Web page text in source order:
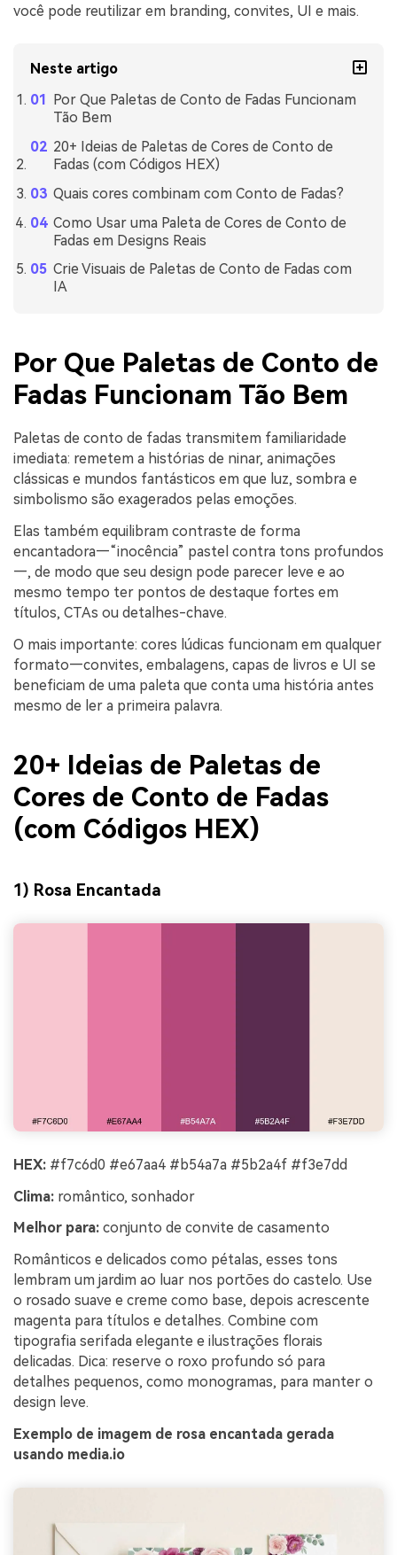
você pode reutilizar em branding, convites, UI e mais.
Neste artigo
Por Que Paletas de Conto de Fadas Funcionam
Tão Bem
20+ Ideias de Paletas de Cores de Conto de
Fadas (com Códigos HEX)
Quais cores combinam com Conto de Fadas?
Como Usar uma Paleta de Cores de Conto de
Fadas em Designs Reais
Crie Visuais de Paletas de Conto de Fadas com
IA
Por Que Paletas de Conto de
Fadas Funcionam Tão Bem
Paletas de conto de fadas transmitem familiaridade
imediata: remetem a histórias de ninar, animações
clássicas e mundos fantásticos em que luz, sombra e
simbolismo são exagerados pelas emoções.
Elas também equilibram contraste de forma
encantadora—“inocência” pastel contra tons profundos
—, de modo que seu design pode parecer leve e ao
mesmo tempo ter pontos de destaque fortes em
títulos, CTAs ou detalhes-chave.
O mais importante: cores lúdicas funcionam em qualquer
formato—convites, embalagens, capas de livros e UI se
beneficiam de uma paleta que conta uma história antes
mesmo de ler a primeira palavra.
20+ Ideias de Paletas de
Cores de Conto de Fadas
(com Códigos HEX)
1) Rosa Encantada
HEX: #f7c6d0 #e67aa4 #b54a7a #5b2a4f #f3e7dd
Clima: romântico, sonhador
Melhor para: conjunto de convite de casamento
Românticos e delicados como pétalas, esses tons
lembram um jardim ao luar nos portões do castelo. Use
o rosado suave e creme como base, depois acrescente
magenta para títulos e detalhes. Combine com
tipografia serifada elegante e ilustrações florais
delicadas. Dica: reserve o roxo profundo só para
detalhes pequenos, como monogramas, para manter o
design leve.
Exemplo de imagem de rosa encantada gerada
usando media.io